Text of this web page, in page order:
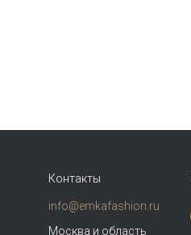
Контакты
info@emkafashion.ru
Москва и область